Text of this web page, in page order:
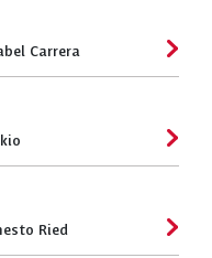
Carrera
Ried